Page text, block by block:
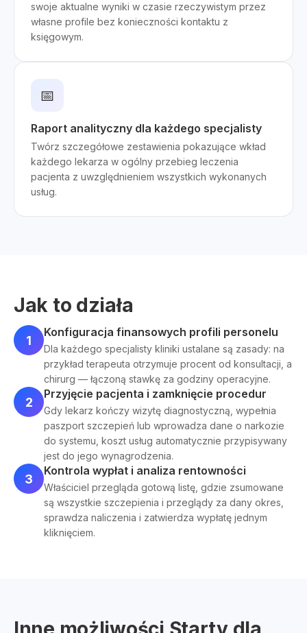
swoje aktualne wyniki w czasie rzeczywistym przez
własne profile bez konieczności kontaktu z
księgowym.
📅
Raport analityczny dla każdego specjalisty
Twórz szczegółowe zestawienia pokazujące wkład
każdego lekarza w ogólny przebieg leczenia
pacjenta z uwzględnieniem wszystkich wykonanych
usług.
Jak to działa
1
Konfiguracja finansowych profili personelu
Dla każdego specjalisty kliniki ustalane są zasady: na
przykład terapeuta otrzymuje procent od konsultacji, a
chirurg — łączoną stawkę za godziny operacyjne.
2
Przyjęcie pacjenta i zamknięcie procedur
Gdy lekarz kończy wizytę diagnostyczną, wypełnia
paszport szczepień lub wprowadza dane o narkozie
do systemu, koszt usług automatycznie przypisywany
jest do jego wynagrodzenia.
3
Kontrola wypłat i analiza rentowności
Właściciel przegląda gotową listę, gdzie zsumowane
są wszystkie szczepienia i przeglądy za dany okres,
sprawdza naliczenia i zatwierdza wypłatę jednym
kliknięciem.